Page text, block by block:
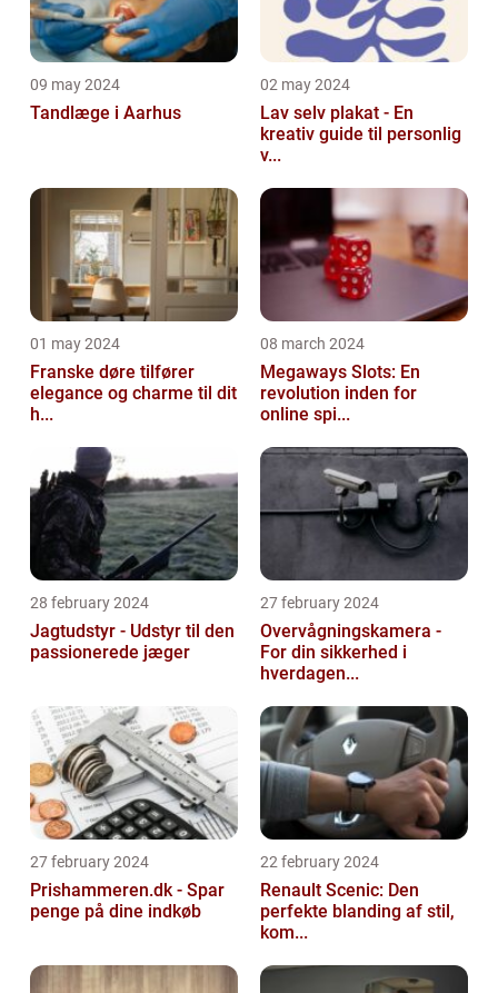
09 may 2024
Tandlæge i Aarhus
02 may 2024
Lav selv plakat - En
kreativ guide til personlig
v...
01 may 2024
Franske døre tilfører
elegance og charme til dit
h...
08 march 2024
Megaways Slots: En
revolution inden for
online spi...
28 february 2024
Jagtudstyr - Udstyr til den
passionerede jæger
27 february 2024
Overvågningskamera -
For din sikkerhed i
hverdagen...
27 february 2024
Prishammeren.dk - Spar
penge på dine indkøb
22 february 2024
Renault Scenic: Den
perfekte blanding af stil,
kom...